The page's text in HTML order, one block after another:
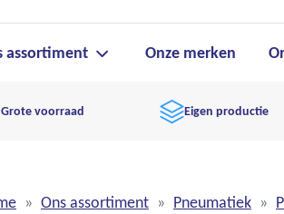
assortiment Onze merken
Grote voorraad Eigen productie
Ons assortiment Pneumatiek